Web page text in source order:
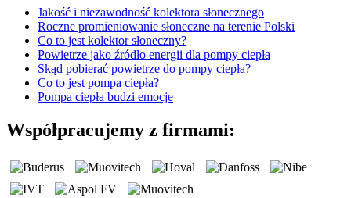
Jakość i niezawodność kolektora słonecznego
Roczne promieniowanie słoneczne na terenie Polski
Co to jest kolektor słoneczny?
Powietrze jako źródło energii dla pompy ciepła
Skąd pobierać powietrze do pompy ciepła?
Co to jest pompa ciepła?
Pompa ciepła budzi emocje
Współpracujemy z firmami: